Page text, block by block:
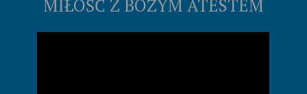
MIŁOŚĆ Z BOŻYM ATESTEM